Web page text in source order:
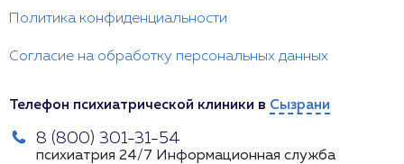
Политика конфиденциальности
Согласие на обработку персональных данных
Телефон психиатрической клиники в Сызрани
8 (800) 301-31-54
психиатрия 24/7 Информационная служба